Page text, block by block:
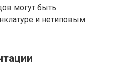
могут быть
и нетиповым